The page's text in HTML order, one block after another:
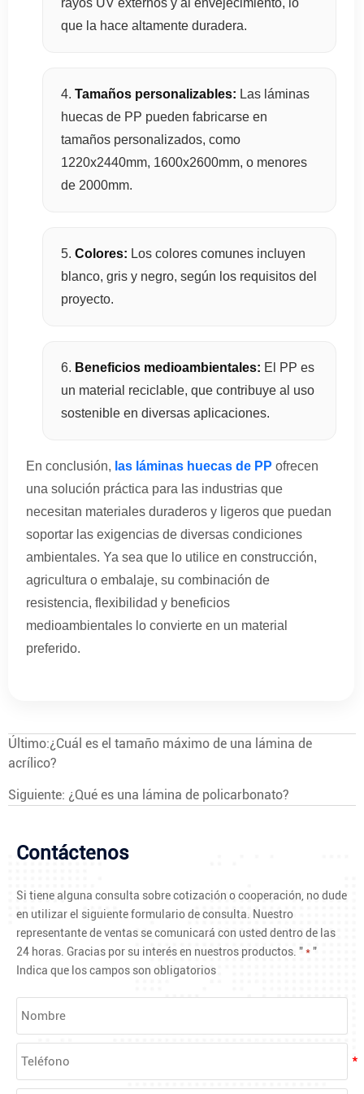
rayos UV externos y al envejecimiento, lo
que la hace altamente duradera.
Tamaños personalizables: Las láminas
huecas de PP pueden fabricarse en
tamaños personalizados, como
1220x2440mm, 1600x2600mm, o menores
de 2000mm.
Colores: Los colores comunes incluyen
blanco, gris y negro, según los requisitos del
proyecto.
Beneficios medioambientales: El PP es
un material reciclable, que contribuye al uso
sostenible en diversas aplicaciones.
En conclusión, las láminas huecas de PP ofrecen
una solución práctica para las industrias que
necesitan materiales duraderos y ligeros que puedan
soportar las exigencias de diversas condiciones
ambientales. Ya sea que lo utilice en construcción,
agricultura o embalaje, su combinación de
resistencia, flexibilidad y beneficios
medioambientales lo convierte en un material
preferido.
Último:¿Cuál es el tamaño máximo de una lámina de
acrílico?
Siguiente: ¿Qué es una lámina de policarbonato?
Contáctenos
Si tiene alguna consulta sobre cotización o cooperación, no dude
en utilizar el siguiente formulario de consulta. Nuestro
representante de ventas se comunicará con usted dentro de las
24 horas. Gracias por su interés en nuestros productos. "* "
Indica que los campos son obligatorios